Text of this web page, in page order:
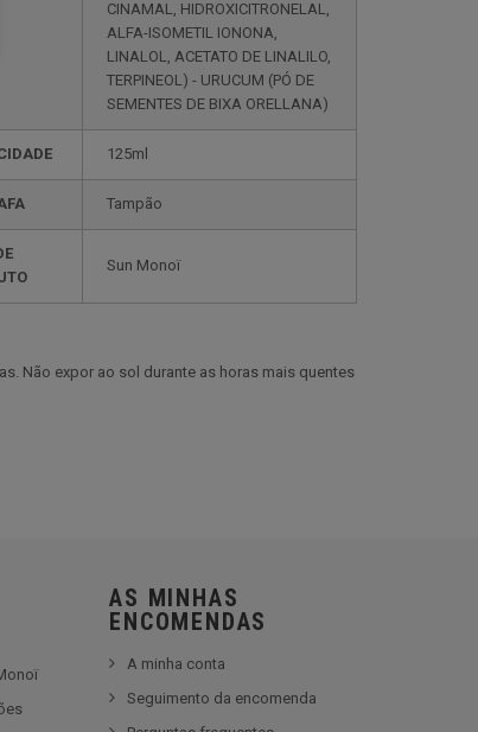
CINAMAL, HIDROXICITRONELAL,
ALFA-ISOMETIL IONONA,
LINALOL, ACETATO DE LINALILO,
TERPINEOL) - URUCUM (PÓ DE
SEMENTES DE BIXA ORELLANA)
125ml
Tampão
Sun Monoï
Não expor ao sol durante as horas mais quentes
AS MINHAS
ENCOMENDAS
A minha conta
Seguimento da encomenda